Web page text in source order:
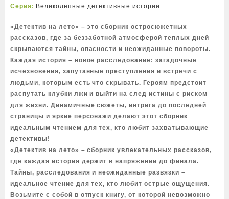
Серия: Великолепные детективные истории
«Детектив на лето» – это сборник остросюжетных
рассказов, где за беззаботной атмосферой теплых дней
скрываются тайны, опасности и неожиданные повороты.
Каждая история – новое расследование: загадочные
исчезновения, запутанные преступления и встречи с
людьми, которым есть что скрывать. Героям предстоит
распутать клубки лжи и выйти на след истины с риском
для жизни. Динамичные сюжеты, интрига до последней
страницы и яркие персонажи делают этот сборник
идеальным чтением для тех, кто любит захватывающие
детективы!
«Детектив на лето» – сборник увлекательных рассказов,
где каждая история держит в напряжении до финала.
Тайны, расследования и неожиданные развязки –
идеальное чтение для тех, кто любит острые ощущения.
Возьмите с собой в отпуск книгу, от которой невозможно